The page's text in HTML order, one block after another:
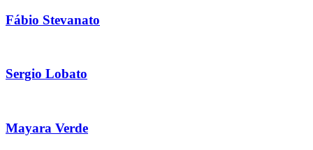
Fábio Stevanato
Sergio Lobato
Mayara Verde